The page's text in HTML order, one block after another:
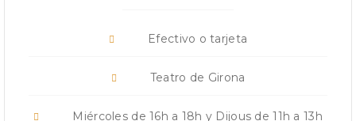
Efectivo o tarjeta
Teatro de Girona
Miércoles de 16h a 18h y Dijous de 11h a 13h